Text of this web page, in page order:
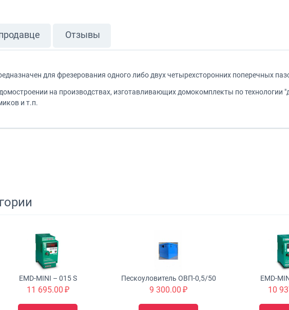
Отзывы
для фрезерования одного либо двух четырехсторонних поперечных
на производствах, изготавливающих домокомплекты по технологии
и т.п.
EMD-MINI – 015 S
11 695.00 ₽
Пескоуловитель ОВП-0,5/50
9 300.00 ₽
EMD-
10